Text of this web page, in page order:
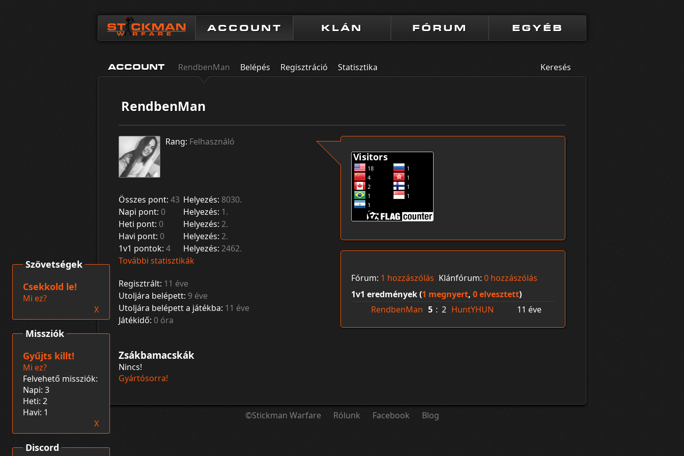
ACCOUNT KLÁN FÓRUM EGYÉB
ACCOUNT RendbenMan Belépés Regisztráció Statisztika Keresés
RendbenMan
Rang: Felhasználó
Összes pont: 43 Helyezés: 8030.
Napi pont: 0 Helyezés: 1.
Heti pont: 0 Helyezés: 2.
Havi pont: 0 Helyezés: 2.
1v1 pontok: 4 Helyezés: 2462.
További statisztikák
Regisztrált: 11 éve
Utoljára belépett: 9 éve
Utoljára belépett a játékba: 11 éve
Játékidő: 0 óra
Zsákbamacskák
Nincs!
Gyártósorra!
Fórum: 1 hozzászólás Klánfórum: 0 hozzászólás
1v1 eredmények (1 megnyert, 0 elvesztett)
RendbenMan 5 : 2 HuntYHUN 11 éve
©Stickman Warfare Rólunk Facebook Blog
Discord
Missziók
Gyűjts killt!
Mi ez?
Felvehető missziók:
Napi: 3
Heti: 2
Havi: 1
X
Szövetségek
Csekkold le!
Mi ez?
X